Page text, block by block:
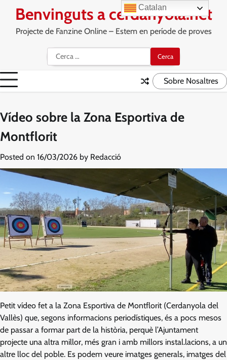
content
Benvinguts a cerdanyola.net
Projecte de Fanzine Online – Estem en període de proves
Cerca:
Sobre Nosaltres
Vídeo sobre la Zona Esportiva de
Montflorit
Posted on 16/03/2026 by Redacció
Petit vídeo fet a la Zona Esportiva de Montflorit (Cerdanyola del
Vallès) que, segons informacions periodístiques, és a pocs mesos
de passar a formar part de la història, perquè l’Ajuntament
projecte una altra millor, més gran i amb millors instal.lacions, a un
altre lloc del poble. Es podem veure imatges generals, imatges del
Catalan